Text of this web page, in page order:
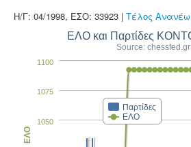
Η/Γ: 04/1998, ΕΣΟ: 33923 | Τέλος
ΕΛΟ και Παρτίδες
Source: chessfed.gr
Παρτίδες
ΕΛΟ
1050
1075
1100
ΕΛΟ